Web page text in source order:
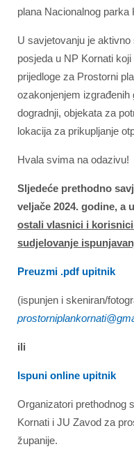
plana Nacionalnog parka
U savjetovanju je
posjeda u NP Kornati
prijedloge za Prostorni
ozakonjenjem
dogradnji, objekata za
lokacija za prikupljanje
Hvala svima na odazivu!
Sljedeće prethodno
veljače 2024. godine, a
ostali vlasnici i
sudjelovanje
Preuzmi .pdf upitnik
(ispunjen i skeniran/
ili
Ispuni online upitnik
Organizatori prethodnog
Kornati i JU Zavod za
županije.